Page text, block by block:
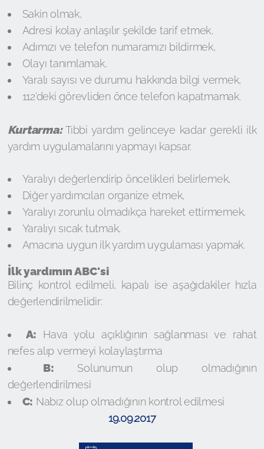
Sakin olmak,
Adresi kolay anlaşılır şekilde tarif etmek,
Adımızı ve telefon numaramızı bildirmek,
Olayı tanımlamak,
Yaralı sayısı ve durumu hakkında bilgi vermek,
112’deki görevliden önce telefon kapatmamak.
Kurtarma:Tıbbi yardım gelinceye kadar gerekli ilk
yardım uygulamalarını yapmayı kapsar.
Yaralıyı değerlendirip öncelikleri belirlemek,
Diğer yardımcıları organize etmek,
Yaralıyı zorunlu olmadıkça hareket ettirmemek,
Yaralıyı sıcak tutmak,
Amacına uygun ilk yardım uygulaması yapmak.
İlk yardımın ABC'si
Bilinç kontrol edilmeli, kapalı ise aşağıdakiler hızla
değerlendirilmelidir:
A: Hava yolu açıklığının sağlanması ve rahat
nefes alıp vermeyi kolaylaştırma
B: Solunumun olup olmadığının
değerlendirilmesi
C: Nabız olup olmadığının kontrol edilmesi
19.09.2017